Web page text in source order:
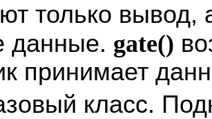
только вывод,
данные. gate()
принимает
класс.